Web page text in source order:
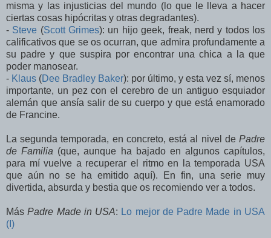
misma y las injusticias del mundo (lo que le lleva a hacer
ciertas cosas hipócritas y otras degradantes).
- Steve (Scott Grimes): un hijo geek, freak, nerd y todos los
calificativos que se os ocurran, que admira profundamente a
su padre y que suspira por encontrar una chica a la que
poder manosear.
- Klaus (Dee Bradley Baker): por último, y esta vez sí, menos
importante, un pez con el cerebro de un antiguo esquiador
alemán que ansía salir de su cuerpo y que está enamorado
de Francine.
La segunda temporada, en concreto, está al nivel de Padre
de Familia (que, aunque ha bajado en algunos capítulos,
para mí vuelve a recuperar el ritmo en la temporada USA
que aún no se ha emitido aquí). En fin, una serie muy
divertida, absurda y bestia que os recomiendo ver a todos.
MásPadre Made in USA: Lo mejor de Padre Made in USA
(I)